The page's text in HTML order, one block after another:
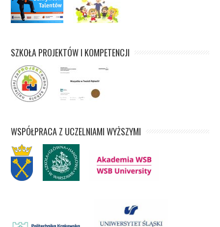
SZKOŁA PROJEKTÓW I KOMPETENCJI
WSPÓŁPRACA Z UCZELNIAMI WYŻSZYMI